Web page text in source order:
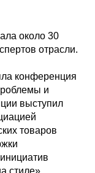
около 30
отрасли.
конференция
и
выступил
товаров